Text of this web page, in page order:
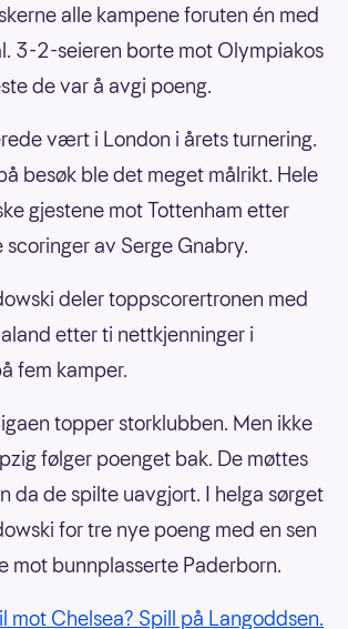
alle kampene foruten én med
3-2-seieren borte mot Olympiakos
de var å avgi poeng.
vært i London i årets turnering.
besøk ble det meget målrikt. Hele
gjestene mot Tottenham etter
av Serge Gnabry.
deler toppscorertronen med
etter ti nettkjenninger i
fem kamper.
topper storklubben. Men ikke
følger poenget bak. De møttes
da de spilte uavgjort. I helga sørget
for tre nye poeng med en sen
mot bunnplasserte Paderborn.
mot Chelsea? Spill på Langoddsen.